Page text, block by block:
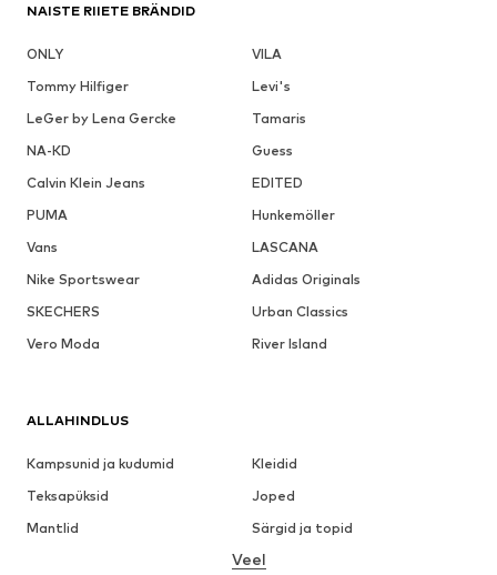
NAISTE RIIETE BRÄNDID
ONLY
VILA
Tommy Hilfiger
Levi's
LeGer by Lena Gercke
Tamaris
NA-KD
Guess
Calvin Klein Jeans
EDITED
PUMA
Hunkemöller
Vans
LASCANA
Nike Sportswear
Adidas Originals
SKECHERS
Urban Classics
Vero Moda
River Island
ALLAHINDLUS
Kampsunid ja kudumid
Kleidid
Teksapüksid
Joped
Mantlid
Särgid ja topid
Pesu
Veel